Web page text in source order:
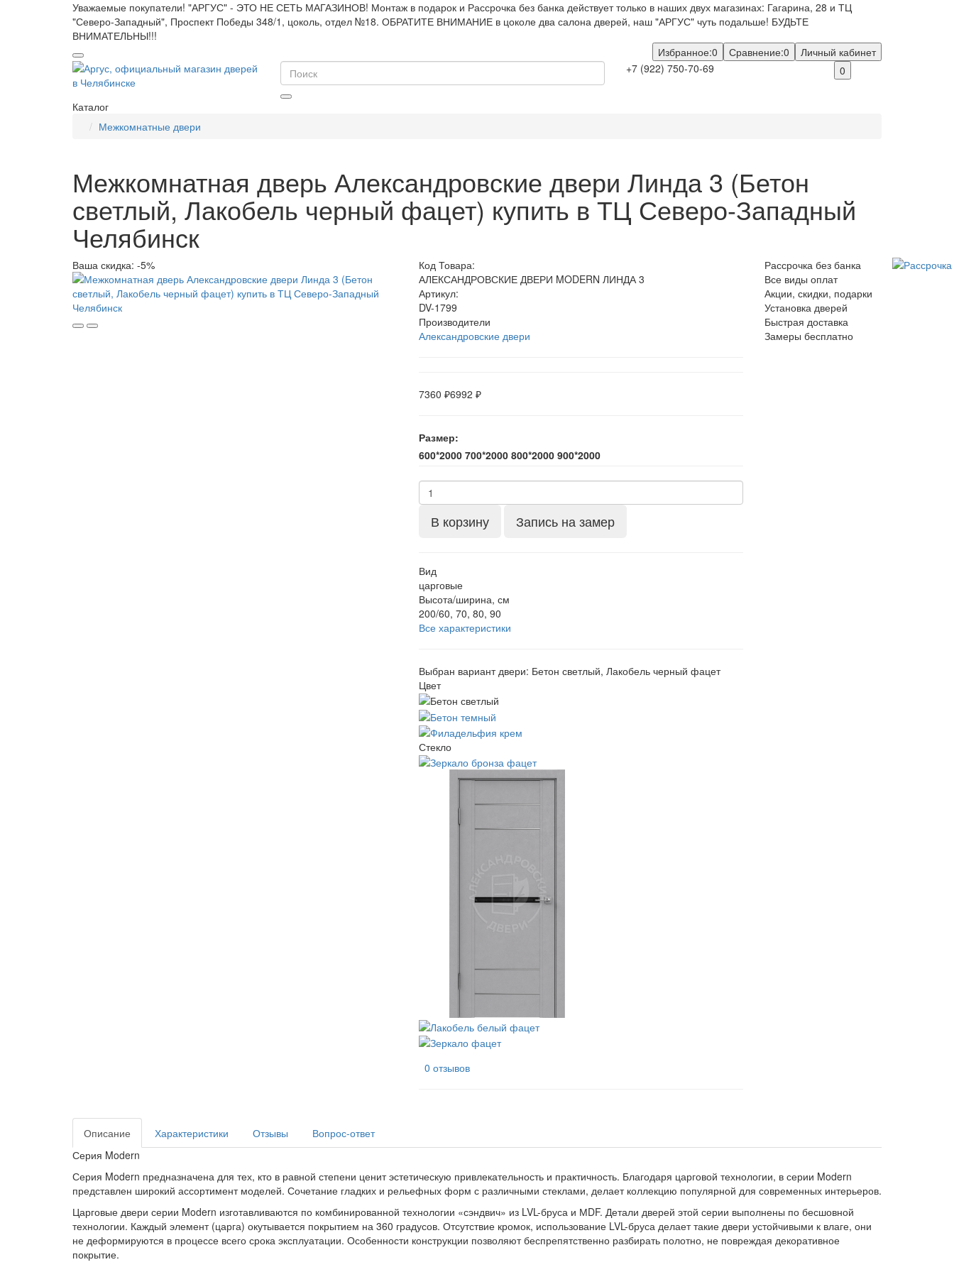
Уважаемые покупатели! "АРГУС" - ЭТО НЕ СЕТЬ МАГАЗИНОВ! Монтаж в подарок и Рассрочка без банка действует только в наших двух магазинах: Гагарина, 28 и ТЦ
"Северо-Западный", Проспект Победы 348/1, цоколь, отдел №18. ОБРАТИТЕ ВНИМАНИЕ в цоколе два салона дверей, наш "АРГУС" чуть подальше! БУДЬТЕ
ВНИМАТЕЛЬНЫ!!!
Личный кабинет
Сравнение:0
Избранное:0
+7 (922) 750-70-69
0
Каталог
Межкомнатные двери
Межкомнатная дверь Александровские двери Линда 3 (Бетон
светлый, Лакобель черный фацет) купить в ТЦ Северо-Западный
Челябинск
Ваша скидка: -5%
Код Товара:
АЛЕКСАНДРОВСКИЕ ДВЕРИ MODERN ЛИНДА 3
Артикул:
DV-1799
Производители
Александровские двери
7360 ₽6992 ₽
Размер:
600*2000 700*2000 800*2000 900*2000
В корзину Запись на замер
Вид
царговые
Высота/ширина, см
200/60, 70, 80, 90
Все характеристики
Выбран вариант двери: Бетон светлый, Лакобель черный фацет
Цвет
Стекло
0 отзывов
Рассрочка без банка
Все виды оплат
Акции, скидки, подарки
Установка дверей
Быстрая доставка
Замеры бесплатно
Описание Характеристики Отзывы
Вопрос-ответ
Серия Modern
Серия Modern предназначена для тех, кто в равной степени ценит эстетическую привлекательность и практичность. Благодаря царговой технологии, в серии Modern
представлен широкий ассортимент моделей. Сочетание гладких и рельефных форм с различными стеклами, делает коллекцию популярной для современных интерьеров.
Царговые двери серии Modern изготавливаются по комбинированной технологии «сэндвич» из LVL-бруса и МDF. Детали дверей этой серии выполнены по бесшовной
технологии. Каждый элемент (царга) окутывается покрытием на 360 градусов. Отсутствие кромок, использование LVL-бруса делает такие двери устойчивыми к влаге, они
не деформируются в процессе всего срока эксплуатации. Особенности конструкции позволяют беспрепятственно разбирать полотно, не повреждая декоративное
покрытие.